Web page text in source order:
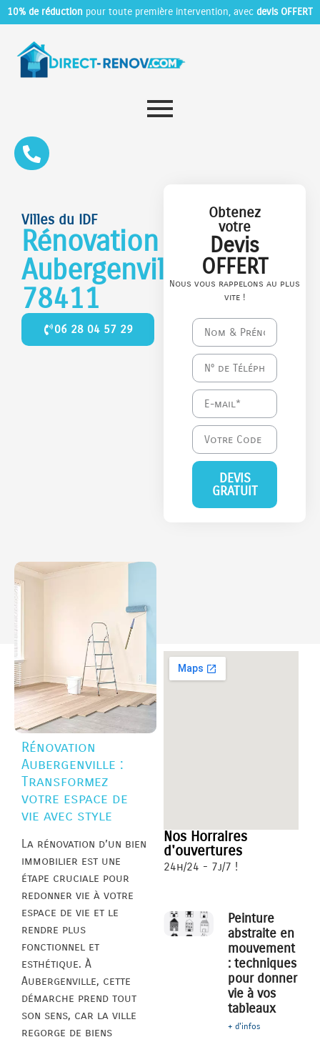
10% de réduction pour toute première intervention, avec devis OFFERT
Villes du IDF
Rénovation
Aubergenville
78411
06 28 04 57 29
Obtenez
votre
Devis
OFFERT
Nous vous rappelons au plus
vite !
DEVIS
GRATUIT
Rénovation
Aubergenville :
Transformez
votre espace de
vie avec style
La rénovation d’un bien
immobilier est une
étape cruciale pour
redonner vie à votre
espace de vie et le
rendre plus
fonctionnel et
esthétique. À
Aubergenville, cette
démarche prend tout
son sens, car la ville
regorge de biens
Nos Horraires
d'ouvertures
24h/24 - 7j/7 !
Peinture
abstraite en
mouvement
: techniques
pour donner
vie à vos
tableaux
+ d'infos